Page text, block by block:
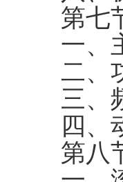
第七
一、
二、
三、
四、
第八